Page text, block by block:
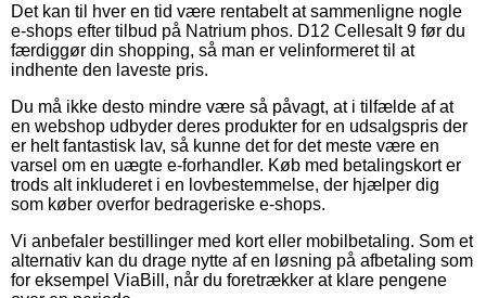
Det kan til hver en tid være rentabelt at sammenligne nogle
e-shops efter tilbud på Natrium phos. D12 Cellesalt 9 før du
færdiggør din shopping, så man er velinformeret til at
indhente den laveste pris.
Du må ikke desto mindre være så påvagt, at i tilfælde af at
en webshop udbyder deres produkter for en udsalgspris der
er helt fantastisk lav, så kunne det for det meste være en
varsel om en uægte e-forhandler. Køb med betalingskort er
trods alt inkluderet i en lovbestemmelse, der hjælper dig
som køber overfor bedrageriske e-shops.
Vi anbefaler bestillinger med kort eller mobilbetaling. Som et
alternativ kan du drage nytte af en løsning på afbetaling som
for eksempel ViaBill, når du foretrækker at klare pengene